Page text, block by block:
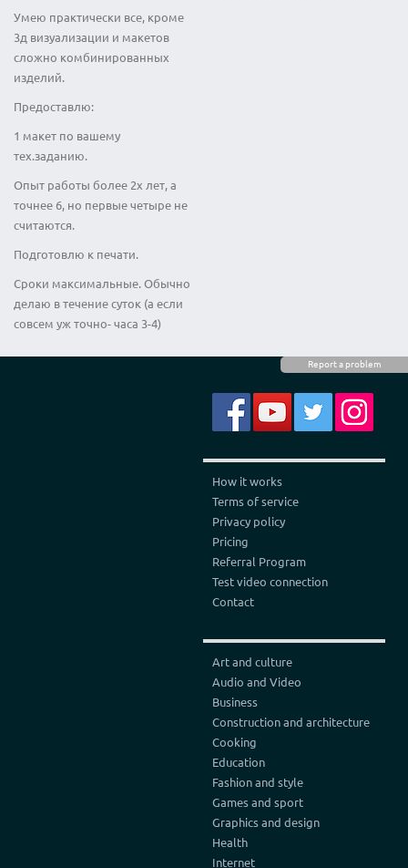
Report a problem
Умею практически все, кроме
3д визуализации и макетов
сложно комбинированных
изделий.
Предоставлю:
1 макет по вашему
тех.заданию.
Опыт работы более 2х лет, а
точнее 6, но первые четыре не
считаются.
Подготовлю к печати.
Сроки максимальные. Обычно
делаю в течение суток (а если
совсем уж точно- часа 3-4)
How it works
Terms of service
Privacy policy
Pricing
Referral Program
Test video connection
Contact
Art and culture
Audio and Video
Business
Construction and architecture
Cooking
Education
Fashion and style
Games and sport
Graphics and design
Health
Internet